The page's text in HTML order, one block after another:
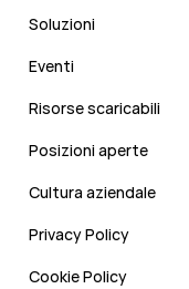
Soluzioni
Eventi
Risorse scaricabili
Posizioni aperte
Cultura aziendale
Privacy Policy
Cookie Policy